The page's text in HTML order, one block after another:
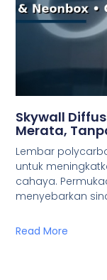
Skywall
Merata,
Lembar
untuk
cahaya.
menyebarkan
Read More